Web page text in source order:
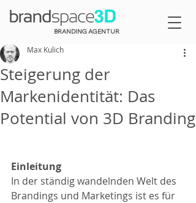
BRANDING AGENTUR
Steigerung der
Markenidentität: Das
Potential von 3D Branding
Max Kulich
Einleitung
In der ständig wandelnden Welt des
Brandings und Marketings ist es für